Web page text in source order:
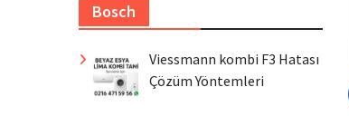
Bosch
Viessmann kombi F3 Hatası
Çözüm Yöntemleri